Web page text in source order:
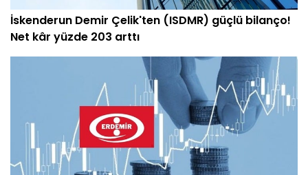
İskenderun Demir Çelik'ten (ISDMR) güçlü bilanço!
Net kâr yüzde 203 arttı